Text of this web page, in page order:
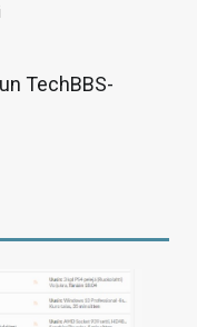
TechBBS-